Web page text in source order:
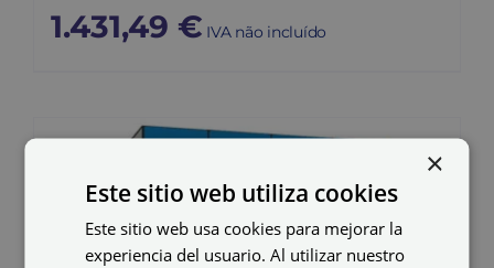
1.431,49 € IVA não incluído
×
Este sitio web utiliza cookies
Este sitio web usa cookies para mejorar la
experiencia del usuario. Al utilizar nuestro